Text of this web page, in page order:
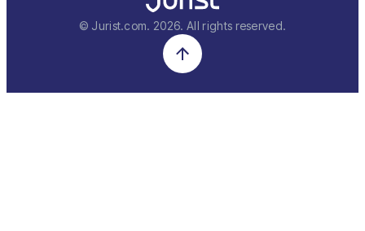
© Jurist.com. 2026. All rights reserved.